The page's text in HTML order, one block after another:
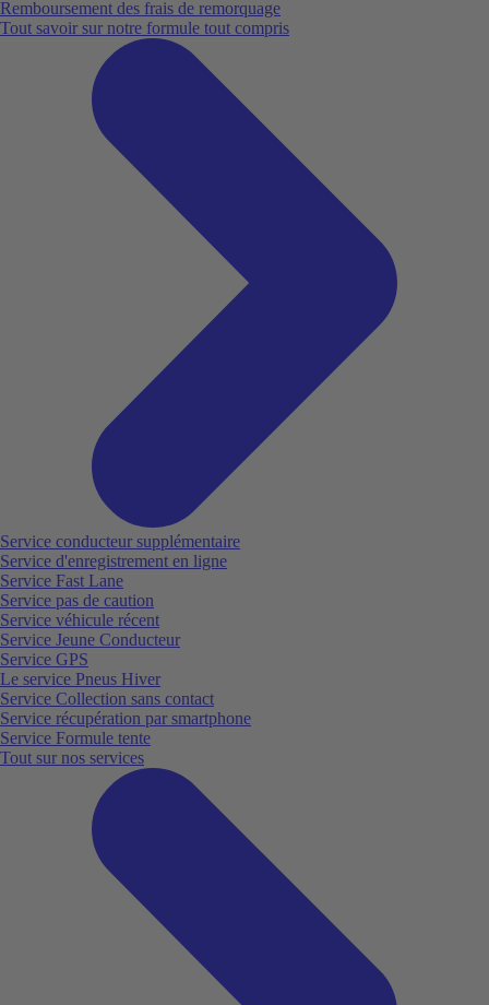
Remboursement des frais de remorquage
Tout savoir sur notre formule tout compris
Service conducteur supplémentaire
Service d'enregistrement en ligne
Service Fast Lane
Service pas de caution
Service véhicule récent
Service Jeune Conducteur
Service GPS
Le service Pneus Hiver
Service Collection sans contact
Service récupération par smartphone
Service Formule tente
Tout sur nos services